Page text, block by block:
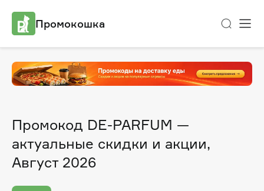
Промокошка
Промокод DE-PARFUM —
актуальные скидки и акции,
Август 2026